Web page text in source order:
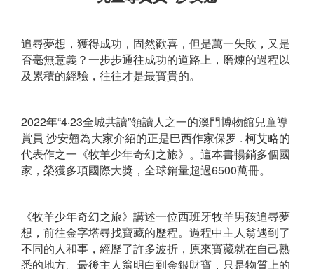
追尋夢想，獲得成功，固然歡喜，但是萬一失敗，又是
否毫無意義？一步步通往成功的道路上，磨煉的過程以
及累積的經驗，往往才是最寶貴的。
2022年“4‧23全城共讀”領讀人之一的澳門博物館兒童導
賞員 沙安翹為大家介紹的正是巴西作家保罗 . 柯艾略的
代表作之一《牧羊少年奇幻之旅》。這本書暢銷多個國
家，榮獲多項國際大獎，全球銷量超過6500萬冊。
《牧羊少年奇幻之旅》講述一位西班牙牧羊男孩追尋夢
想，前往金字塔尋找寶藏的歷程。過程中主人翁遇到了
不同的人和事，經歷了許多波折，原來寶藏就在自己熟
悉的地方。最後主人翁明白到金銀財寶，只是物質上的